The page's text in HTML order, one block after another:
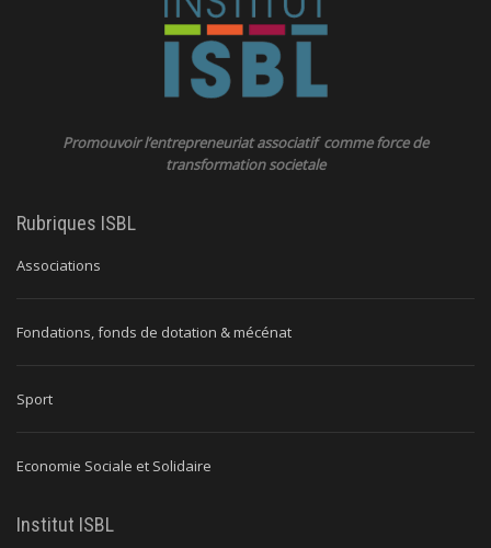
Promouvoir l’entrepreneuriat associatif comme force de
transformation societale
Rubriques ISBL
Associations
Fondations, fonds de dotation & mécénat
Sport
Economie Sociale et Solidaire
Institut ISBL